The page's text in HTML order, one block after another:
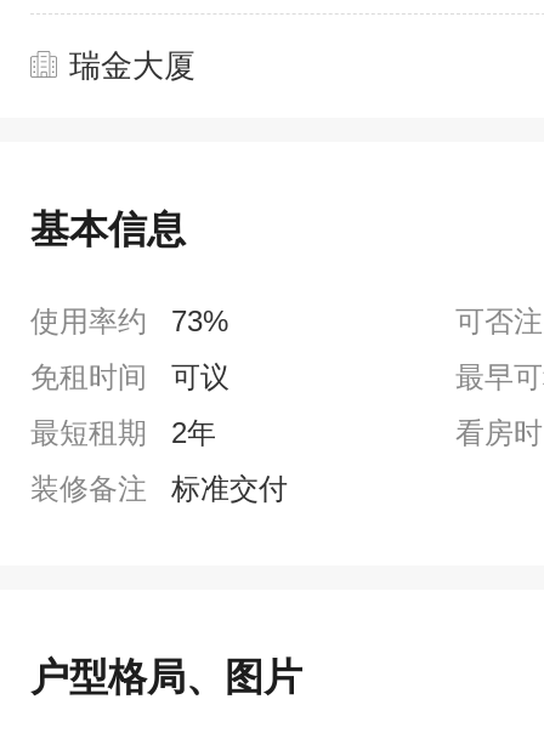
瑞金大厦
基本信息
使用率约 73%
可否
免租时间
可议
最早
最短租期
2年
看房
装修备注
标准交付
户型格局、图片